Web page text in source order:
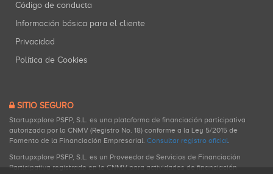
Código de conducta
Información básica para el cliente
Privacidad
Política de Cookies
SITIO SEGURO
Startupxplore PSFP, S.L. es una plataforma de financiación participativa
autorizada por la CNMV (Registro No. 18) conforme a la Ley 5/2015 de
Fomento de la Financiación Empresarial. Consultar registro oficial.
Startupxplore PSFP, S.L. es un Proveedor de Servicios de Financiación
Participativa registrado en la CNMV para actividades de financiación